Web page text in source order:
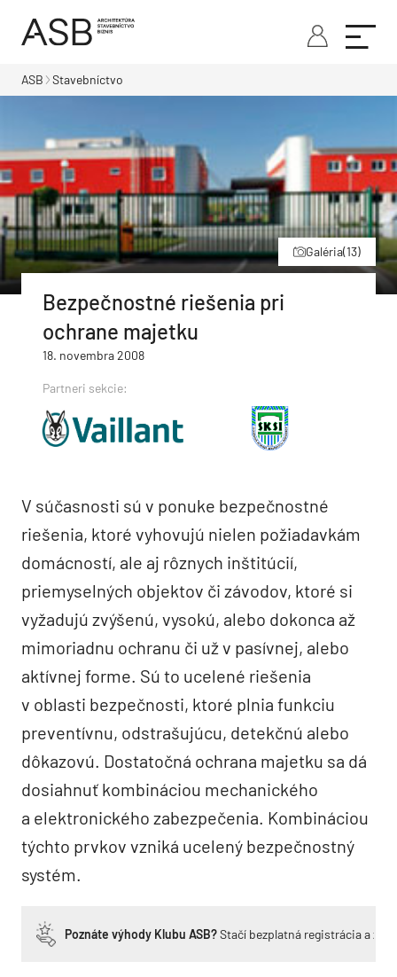
ASB Stavebníctvo
Galéria(13)
Bezpečnostné riešenia pri
ochrane majetku
18. novembra 2008
Partneri sekcie:
V súčasnosti sú v ponuke bezpečnostné
riešenia, ktoré vyhovujú nielen požiadavkám
domácností, ale aj rôznych inštitúcií,
priemyselných objektov či závodov, ktoré si
vyžadujú zvýšenú, vysokú, alebo dokonca až
mimoriadnu ochranu či už v pasívnej, alebo
aktívnej forme. Sú to ucelené riešenia
v oblasti bezpečnosti, ktoré plnia funkciu
preventívnu, odstrašujúcu, detekčnú alebo
dôkazovú. Dostatočná ochrana majetku sa dá
dosiahnuť kombináciou mechanického
a elektronického zabezpečenia. Kombináciou
týchto prvkov vzniká ucelený bezpečnostný
systém.
Poznáte výhody Klubu ASB?Stačí bezplatná registrácia a